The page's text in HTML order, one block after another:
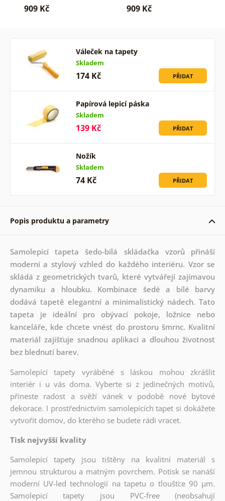
909 Kč 909 Kč
Váleček na tapety
Skladem
174 Kč PŘIDAT
Papírová lepicí páska
Skladem
139 Kč PŘIDAT
Nožík
Skladem
74 Kč PŘIDAT
Popis produktu a parametry
Samolepící tapeta šedo-bílá skládačka vzorů přináší
moderní a stylový vzhled do každého interiéru. Vzor se
skládá z geometrických tvarů, které vytvářejí zajímavou
dynamiku a hloubku. Kombinace šedé a bílé barvy
dodává tapetě elegantní a minimalistický nádech. Tato
tapeta je ideální pro obývací pokoje, ložnice nebo
kanceláře, kde chcete vnést do prostoru šmrnc. Kvalitní
materiál zajišťuje snadnou aplikaci a dlouhou životnost
bez blednutí barev.
Samolepící tapety vyráběné s láskou mohou zkrášlit
interiér i u vás doma. Vyberte si z jedinečných motivů,
přineste radost a svěží vánek v podobě nové bytové
dekorace. I prostřednictvím samolepících tapet si dokážete
vytvořit domov, do kterého se budete rádi vracet.
Tisk nejvyšší kvality
Samolepící tapety jsou tištěny na kvalitní materiál s
jemnou strukturou a matným povrchem. Potisk se nanáší
moderní UV-led technologií na tapetu o tloušťce 90 µm.
Samolepicí tapety jsou PVC-free (neobsahují